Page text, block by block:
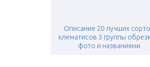
Описание 20 лучших
клематисов 3 группы
фото и названиями